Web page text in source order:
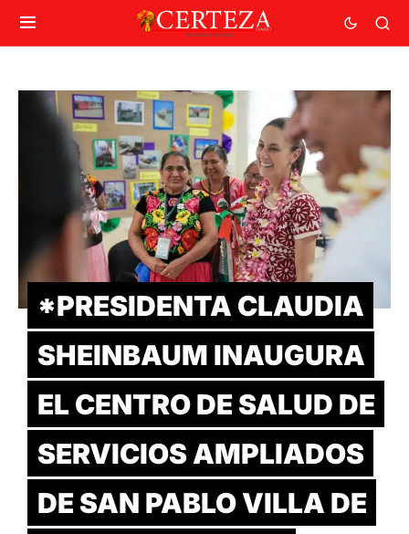
*PRESIDENTA CLAUDIA
SHEINBAUM INAUGURA
EL CENTRO DE SALUD DE
SERVICIOS AMPLIADOS
DE SAN PABLO VILLA DE